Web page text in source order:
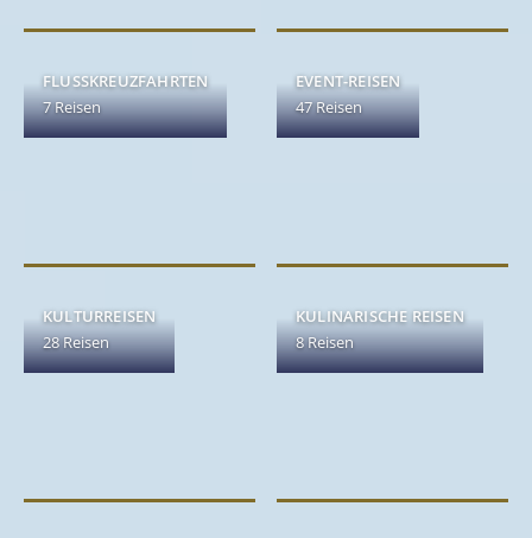
FLUSSKREUZFAHRTEN
7 Reisen
EVENT-REISEN
47 Reisen
KULTURREISEN
28 Reisen
KULINARISCHE REISEN
8 Reisen